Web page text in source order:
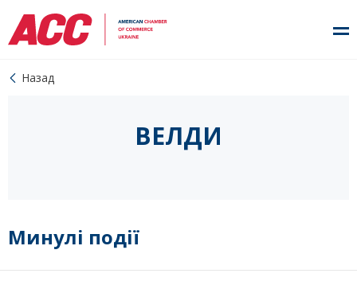
Назад
ВЕЛДИ
Минулі події